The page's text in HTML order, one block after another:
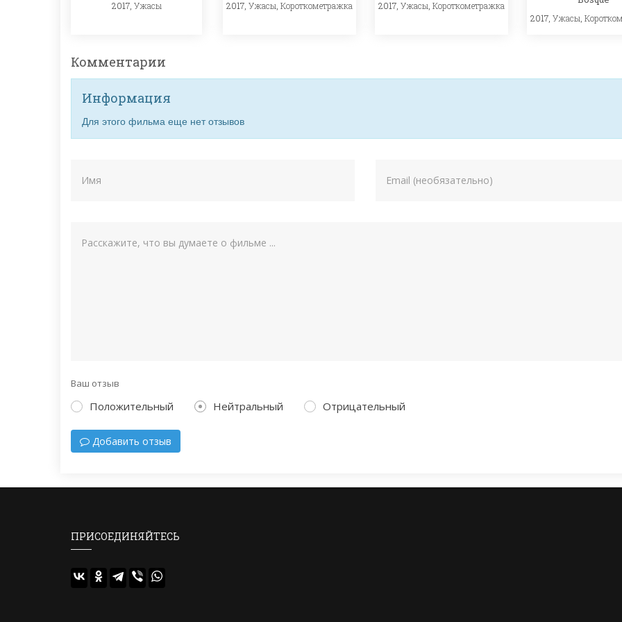
2017, Ужасы 2017, Ужасы, Короткометражка 2017, Ужасы, Короткометражка
2017, Ужасы,
Комментарии
Информация
Для этого фильма еще нет отзывов
Ваш отзыв
Положительный Нейтральный Отрицательный
Добавить отзыв
ПРИСОЕДИНЯЙТЕСЬ